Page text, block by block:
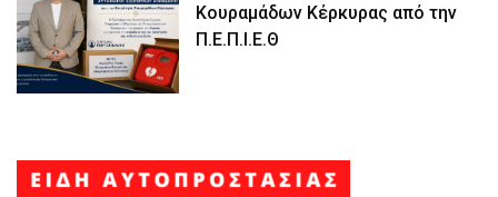
Κουραμάδων Κέρκυρας από την
Π.Ε.Π.Ι.Ε.Θ